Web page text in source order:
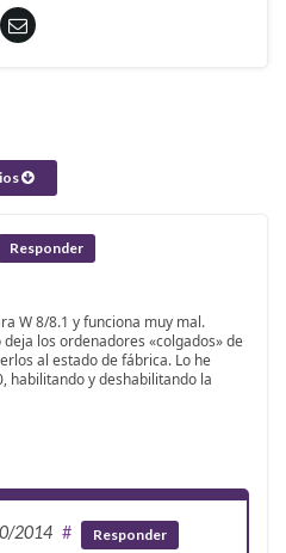
Responder
W 8/8.1 y funciona muy mal.
los ordenadores «colgados» de
al estado de fábrica. Lo he
habilitando y deshabilitando la
2014 # Responder